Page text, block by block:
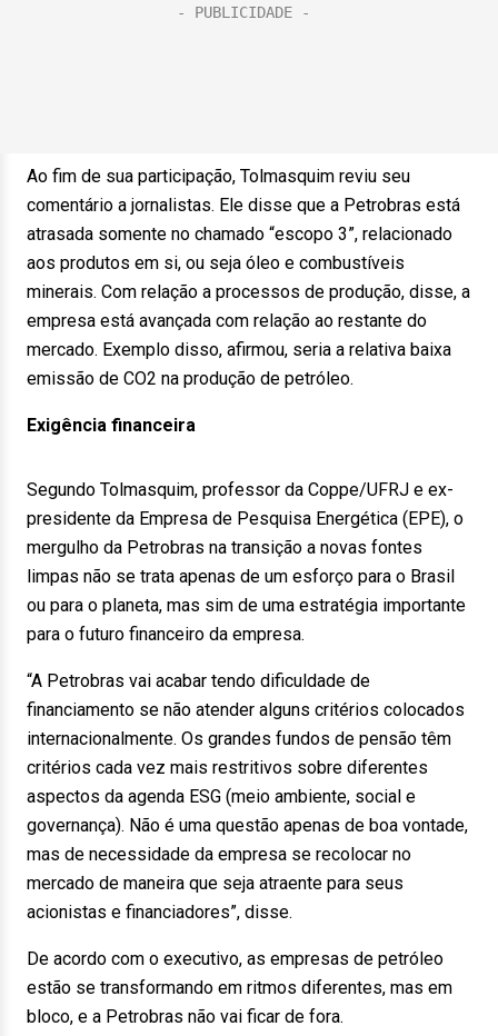
Ao fim de sua participação, Tolmasquim reviu seu
comentário a jornalistas. Ele disse que a Petrobras está
atrasada somente no chamado “escopo 3”, relacionado
aos produtos em si, ou seja óleo e combustíveis
minerais. Com relação a processos de produção, disse, a
empresa está avançada com relação ao restante do
mercado. Exemplo disso, afirmou, seria a relativa baixa
emissão de CO2 na produção de petróleo.
Exigência financeira
Segundo Tolmasquim, professor da Coppe/UFRJ e ex-
presidente da Empresa de Pesquisa Energética (EPE), o
mergulho da Petrobras na transição a novas fontes
limpas não se trata apenas de um esforço para o Brasil
ou para o planeta, mas sim de uma estratégia importante
para o futuro financeiro da empresa.
“A Petrobras vai acabar tendo dificuldade de
financiamento se não atender alguns critérios colocados
internacionalmente. Os grandes fundos de pensão têm
critérios cada vez mais restritivos sobre diferentes
aspectos da agenda ESG (meio ambiente, social e
governança). Não é uma questão apenas de boa vontade,
mas de necessidade da empresa se recolocar no
mercado de maneira que seja atraente para seus
acionistas e financiadores”, disse.
De acordo com o executivo, as empresas de petróleo
estão se transformando em ritmos diferentes, mas em
bloco, e a Petrobras não vai ficar de fora.